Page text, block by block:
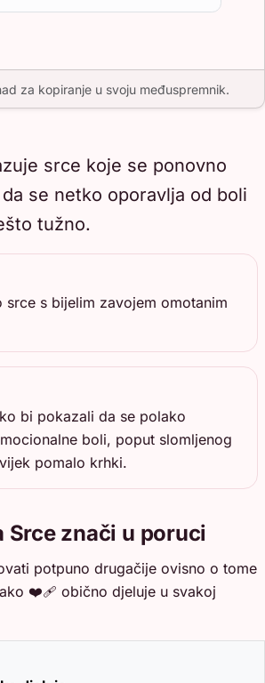
za kopiranje u svoju međuspremnik.
srce koje se ponovno
se netko oporavlja od boli
tužno.
srce s bijelim zavojem omotanim
bi pokazali da se polako
boli, poput slomljenog
pomalo krhki.
Srce znači u poruci
potpuno drugačije ovisno o tome
❤️‍🩹 obično djeluje u svakoj